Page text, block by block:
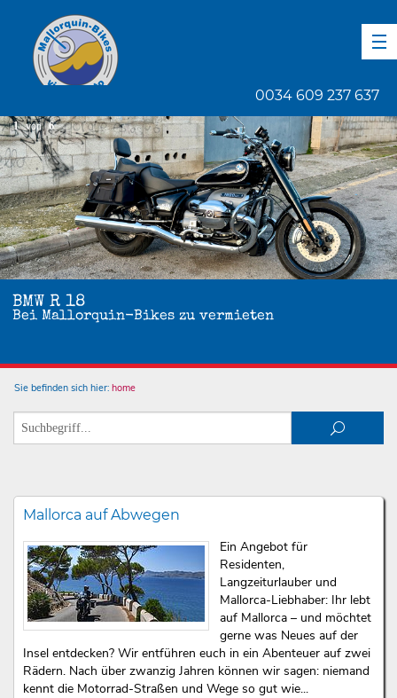
0034 609 237 637
BMW R 18
Bei Mallorquin-Bikes zu vermieten
1 von 6
Sie befinden sich hier: home
Mallorca auf Abwegen
Ein Angebot für
Residenten,
Langzeiturlauber und
Mallorca-Liebhaber: Ihr lebt
auf Mallorca – und möchtet
gerne was Neues auf der
Insel entdecken? Wir entführen euch in ein Abenteuer auf zwei
Rädern. Nach über zwanzig Jahren können wir sagen: niemand
kennt die Motorrad-Straßen und Wege so gut wie...